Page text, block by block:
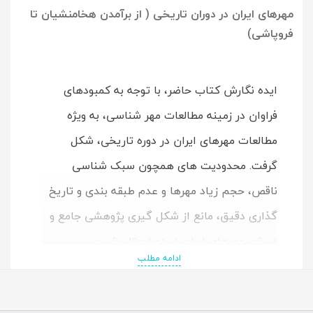
مهرهای ایران در دوران تاریخی ( از برآمدن هخامنشیان تا
فروپاشی)
ایده نگارش کتاب حاضر، با توجه به کمبودهای
فراوان در زمینه مطالعات مهر شناسی، به ویژه
مطالعات مهرهای ایران در دوره تاریخی، شکل
گرفت. محدودیت های همچون سبک شناسی
ناقص، حجم زیاد مهرها و عدم طبقه بندی و تاریخ
گذاری دقیق، مانع از شکل گیری پژوهشی جامع و
شد.همچنین اغلب مقالات و کتاب های موجود به
ادامه مطلب